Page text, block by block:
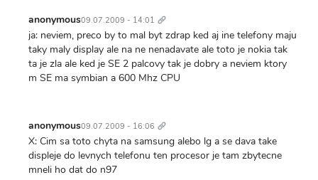
anonymous09.07.2009 - 14:01 odkaz
ja: neviem, preco by to mal byt zdrap ked aj ine telefony maju
taky maly display ale na ne nenadavate ale toto je nokia tak
ta je zla ale ked je SE 2 palcovy tak je dobry a neviem ktory
m SE ma symbian a 600 Mhz CPU
anonymous09.07.2009 - 16:06 odkaz
X: Cim sa toto chyta na samsung alebo lg a se dava take
displeje do levnych telefonu ten procesor je tam zbytecne
mneli ho dat do n97